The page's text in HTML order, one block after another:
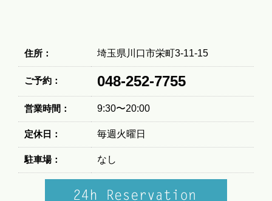
住所： 埼玉県川口市栄町3-11-15
ご予約： 048-252-7755
営業時間： 9:30〜20:00
定休日： 毎週火曜日
駐車場： なし